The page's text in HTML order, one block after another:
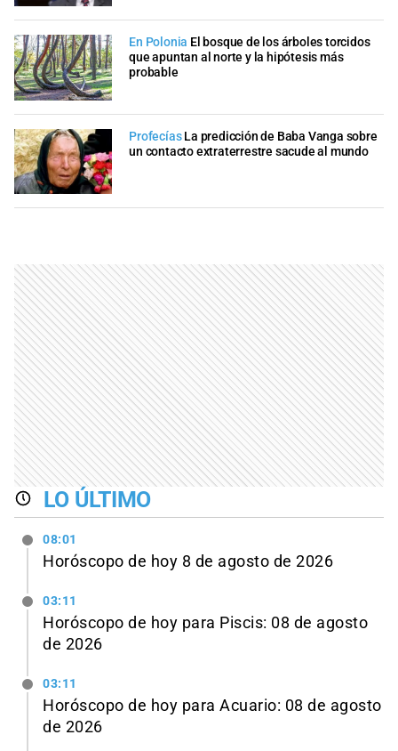
En Polonia El bosque de los árboles torcidos
que apuntan al norte y la hipótesis más
probable
Profecías La predicción de Baba Vanga sobre
un contacto extraterrestre sacude al mundo
LO ÚLTIMO
08:01
Horóscopo de hoy 8 de agosto de 2026
03:11
Horóscopo de hoy para Piscis: 08 de agosto
de 2026
03:11
Horóscopo de hoy para Acuario: 08 de agosto
de 2026